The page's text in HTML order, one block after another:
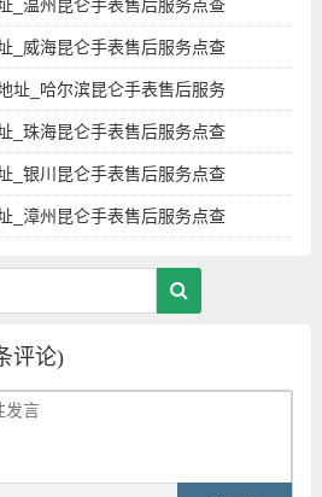
_温州昆仑手表售后服务点查
_威海昆仑手表售后服务点查
址_哈尔滨昆仑手表售后服务
_珠海昆仑手表售后服务点查
_银川昆仑手表售后服务点查
_漳州昆仑手表售后服务点查
评论)